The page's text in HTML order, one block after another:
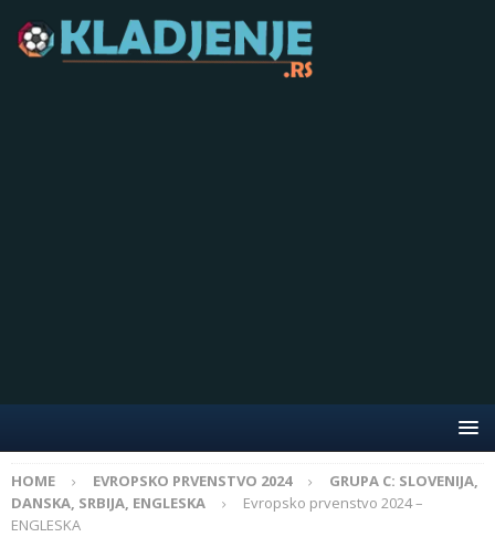
HOME EVROPSKO PRVENSTVO 2024
GRUPA C: SLOVENIJA,
DANSKA, SRBIJA, ENGLESKA
Evropsko prvenstvo 2024 –
ENGLESKA